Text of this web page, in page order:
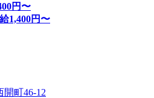
円〜
1,400円〜
町46-12